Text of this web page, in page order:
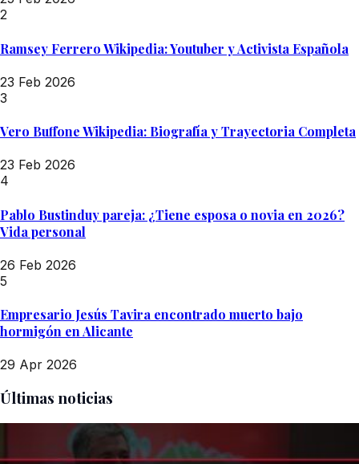
2
Ramsey Ferrero Wikipedia: Youtuber y Activista Española
23 Feb 2026
3
Vero Buffone Wikipedia: Biografía y Trayectoria Completa
23 Feb 2026
4
Pablo Bustinduy pareja: ¿Tiene esposa o novia en 2026?
Vida personal
26 Feb 2026
5
Empresario Jesús Tavira encontrado muerto bajo
hormigón en Alicante
29 Apr 2026
Últimas noticias